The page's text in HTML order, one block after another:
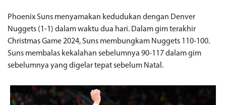
Phoenix Suns menyamakan kedudukan dengan Denver
Nuggets (1-1) dalam waktu dua hari. Dalam gim terakhir
Christmas Game 2024, Suns membungkam Nuggets 110-100.
Suns membalas kekalahan sebelumnya 90-117 dalam gim
sebelumnya yang digelar tepat sebelum Natal.